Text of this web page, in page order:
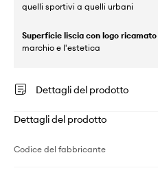
quelli sportivi a quelli urbani
Superficie liscia con logo ricamato
marchio e l'estetica
Dettagli del prodotto
Dettagli del prodotto
Codice del fabbricante